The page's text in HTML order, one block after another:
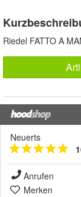
Riedel FATTO A
Neuerts
Anrufen
Merken